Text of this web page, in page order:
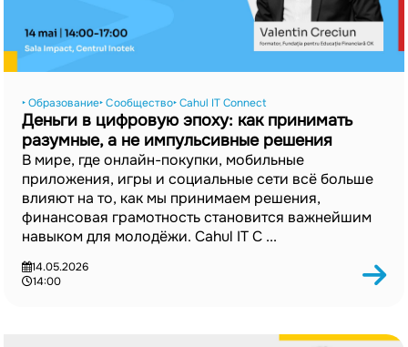
‣ Образование‣ Сообщество‣ Cahul IT Connect
Деньги в цифровую эпоху: как принимать
разумные, а не импульсивные решения
В мире, где онлайн-покупки, мобильные
приложения, игры и социальные сети всё больше
влияют на то, как мы принимаем решения,
финансовая грамотность становится важнейшим
навыком для молодёжи. Cahul IT C ...
14.05.2026
14:00